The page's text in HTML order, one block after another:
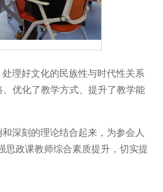
理好文化的民族性与时代性关系
优化了教学方式、提升了教学能
深刻的理论结合起来，为参会人
思政课教师综合素质提升，切实提